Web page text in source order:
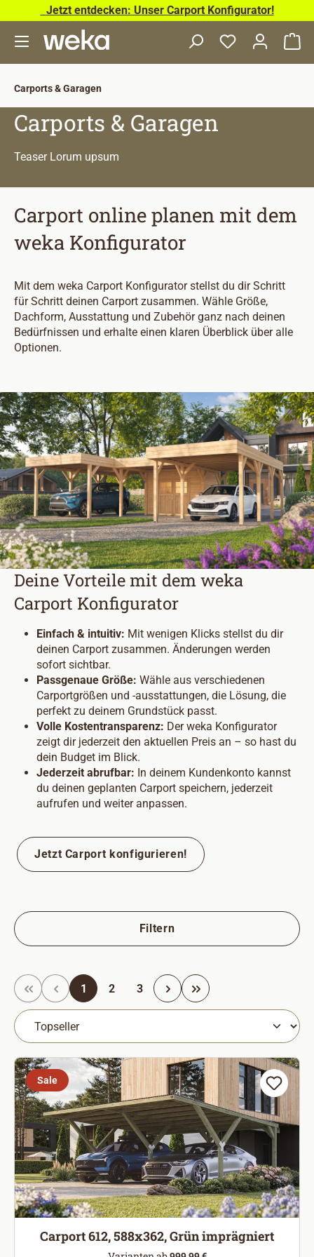
Zum Hauptinhalt springen
Jetzt entdecken: Unser Carport Konfigurator!
Carports & Garagen
Carports & Garagen
Teaser Lorum upsum
Carport online planen mit dem
weka Konfigurator
Mit dem weka Carport Konfigurator stellst du dir Schritt
für Schritt deinen Carport zusammen. Wähle Größe,
Dachform, Ausstattung und Zubehör ganz nach deinen
Bedürfnissen und erhalte einen klaren Überblick über alle
Optionen.
Deine Vorteile mit dem weka
Carport Konfigurator
Einfach & intuitiv: Mit wenigen Klicks stellst du dir
deinen Carport zusammen. Änderungen werden
sofort sichtbar.
Passgenaue Größe: Wähle aus verschiedenen
Carportgrößen und -ausstattungen, die Lösung, die
perfekt zu deinem Grundstück passt.
Volle Kostentransparenz: Der weka Konfigurator
zeigt dir jederzeit den aktuellen Preis an – so hast du
dein Budget im Blick.
Jederzeit abrufbar: In deinem Kundenkonto kannst
du deinen geplanten Carport speichern, jederzeit
aufrufen und weiter anpassen.
Jetzt Carport konfigurieren!
Filtern
Seite
1 Seite
2 Seite
3
Sale
Carport 612, 588x362, Grün imprägniert